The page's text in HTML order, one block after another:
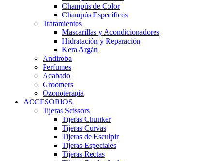
Champús de Color
Champús Específicos
Tratamientos
Mascarillas y Acondicionadores
Hidratación y Reparación
Kera Argán
Andiroba
Perfumes
Acabado
Groomers
Ozonoterapia
ACCESORIOS
Tijeras Scissors
Tijeras Chunker
Tijeras Curvas
Tijeras de Esculpir
Tijeras Especiales
Tijeras Rectas